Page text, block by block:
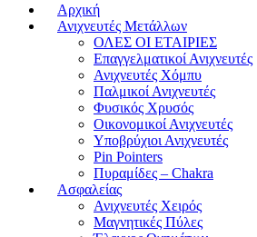
Αρχική
Ανιχνευτές Μετάλλων
ΟΛΕΣ ΟΙ ΕΤΑΙΡΙΕΣ
Επαγγελματικοί Ανιχνευτές
Ανιχνευτές Χόμπυ
Παλμικοί Ανιχνευτές
Φυσικός Χρυσός
Οικονομικοί Ανιχνευτές
Υποβρύχιοι Ανιχνευτές
Pin Pointers
Πυραμίδες – Chakra
Ασφαλείας
Ανιχνευτές Χειρός
Μαγνητικές Πύλες